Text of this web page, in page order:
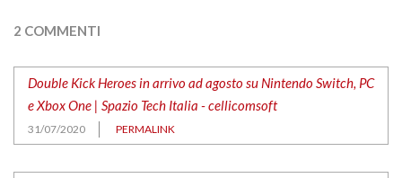
2 COMMENTI
Double Kick Heroes in arrivo ad agosto su Nintendo Switch, PC
e Xbox One | Spazio Tech Italia - cellicomsoft
31/07/2020 PERMALINK